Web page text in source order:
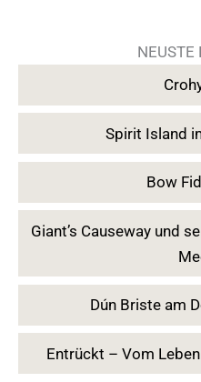
NEUSTE
Spirit Island
Bow
Giant’s Causeway und
Dún Briste am
Entrückt – Vom